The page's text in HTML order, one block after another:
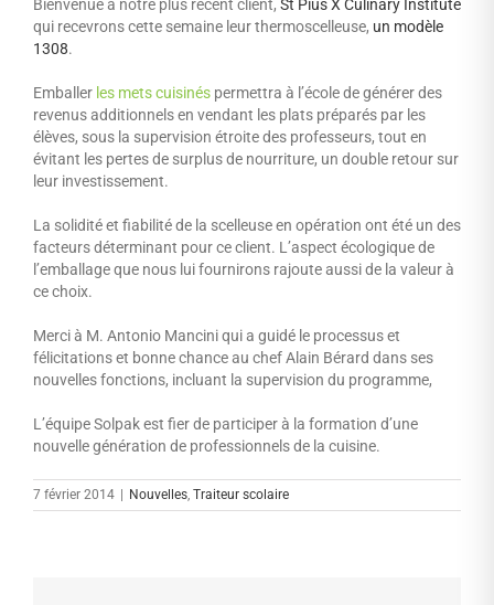
Bienvenue à notre plus récent client, St Pius X Culinary Institute
qui recevrons cette semaine leur thermoscelleuse, un modèle
1308.
Emballer les mets cuisinés permettra à l’école de générer des
revenus additionnels en vendant les plats préparés par les
élèves, sous la supervision étroite des professeurs, tout en
évitant les pertes de surplus de nourriture, un double retour sur
leur investissement.
La solidité et fiabilité de la scelleuse en opération ont été un des
facteurs déterminant pour ce client. L’aspect écologique de
l’emballage que nous lui fournirons rajoute aussi de la valeur à
ce choix.
Merci à M. Antonio Mancini qui a guidé le processus et
félicitations et bonne chance au chef Alain Bérard dans ses
nouvelles fonctions, incluant la supervision du programme,
L’équipe Solpak est fier de participer à la formation d’une
nouvelle génération de professionnels de la cuisine.
7 février 2014 Nouvelles, Traiteur scolaire